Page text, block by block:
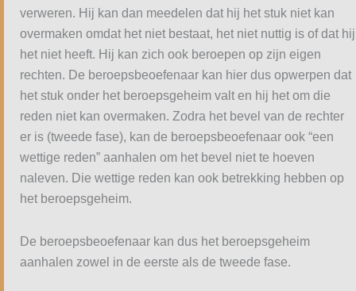
verweren. Hij kan dan meedelen dat hij het stuk niet kan
overmaken omdat het niet bestaat, het niet nuttig is of dat hij
het niet heeft. Hij kan zich ook beroepen op zijn eigen
rechten. De beroepsbeoefenaar kan hier dus opwerpen dat
het stuk onder het beroepsgeheim valt en hij het om die
reden niet kan overmaken. Zodra het bevel van de rechter
er is (tweede fase), kan de beroepsbeoefenaar ook “een
wettige reden” aanhalen om het bevel niet te hoeven
naleven. Die wettige reden kan ook betrekking hebben op
het beroepsgeheim.
De beroepsbeoefenaar kan dus het beroepsgeheim
aanhalen zowel in de eerste als de tweede fase.